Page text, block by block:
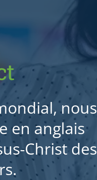
nous
en anglais
Christ des